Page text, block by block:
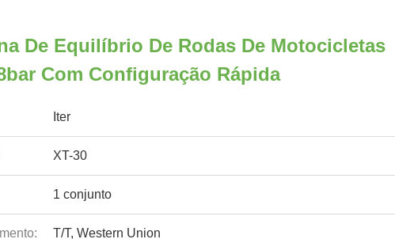
De Equilíbrio De Rodas De Motocicletas
Com Configuração Rápida
Iter
XT-30
1 conjunto
T/T, Western Union